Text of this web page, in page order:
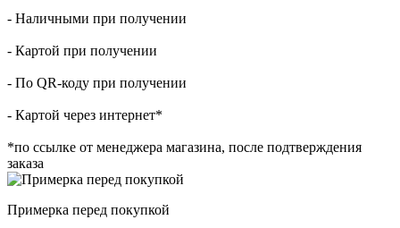
- Наличными при получении
- Картой при получении
- По QR-коду при получении
- Картой через интернет*
*по ссылке от менеджера магазина, после подтверждения
заказа
Примерка перед покупкой